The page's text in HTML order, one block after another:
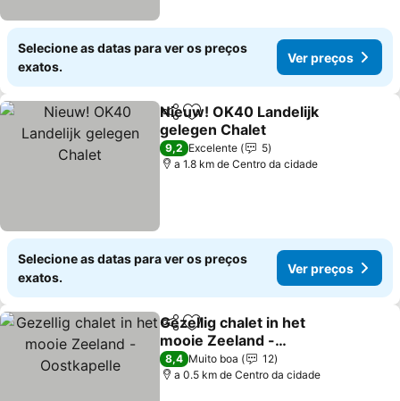
Selecione as datas para ver os preços
exatos.
Ver preços
PartilharAdicionar aos favoritos
Nieuw! OK40 Landelijk
gelegen Chalet
9,2 Excelente
5
a 1.8 km de Centro da cidade
Selecione as datas para ver os preços
exatos.
Ver preços
PartilharAdicionar aos favoritos
Gezellig chalet in het
mooie Zeeland -
Oostkapelle
8,4 Muito boa
12
a 0.5 km de Centro da cidade